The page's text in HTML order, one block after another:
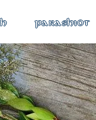
PARASHIOT